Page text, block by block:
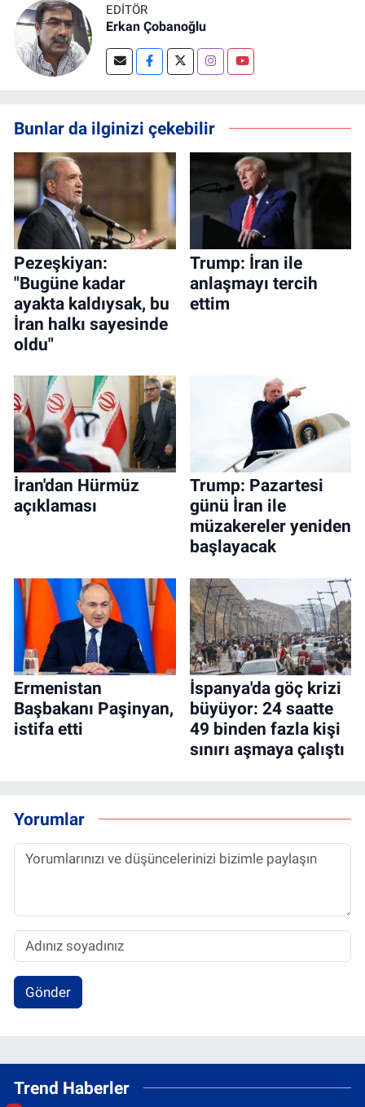
EDITÖR
Erkan Çobanoğlu
Bunlar da ilginizi çekebilir
Pezeşkiyan:
"Bugüne kadar
ayakta kaldıysak, bu
İran halkı sayesinde
oldu"
Trump: İran ile
anlaşmayı tercih
ettim
İran'dan Hürmüz
açıklaması
Trump: Pazartesi
günü İran ile
müzakereler yeniden
başlayacak
Ermenistan
Başbakanı Paşinyan,
istifa etti
İspanya'da göç krizi
büyüyor: 24 saatte
49 binden fazla kişi
sınırı aşmaya çalıştı
Yorumlar
Gönder
Trend Haberler